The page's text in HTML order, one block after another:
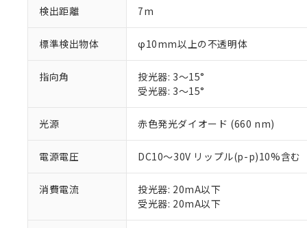
検出距離 7m
標準検出物体 φ10mm以上の不透明体
指向角
投光器: 3～15°
受光器: 3～15°
光源 赤色発光ダイオード (660 nm)
電源電圧 DC10～30V リップル(p-p)10%含む
消費電流
投光器: 20mA以下
受光器: 20mA以下